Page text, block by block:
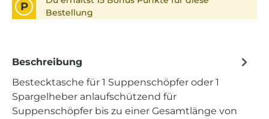
P
Bestellung
Beschreibung
Bestecktasche für 1 Suppenschöpfer oder 1
Spargelheber anlaufschützend für
Suppenschöpfer bis zu einer Gesamtlänge von